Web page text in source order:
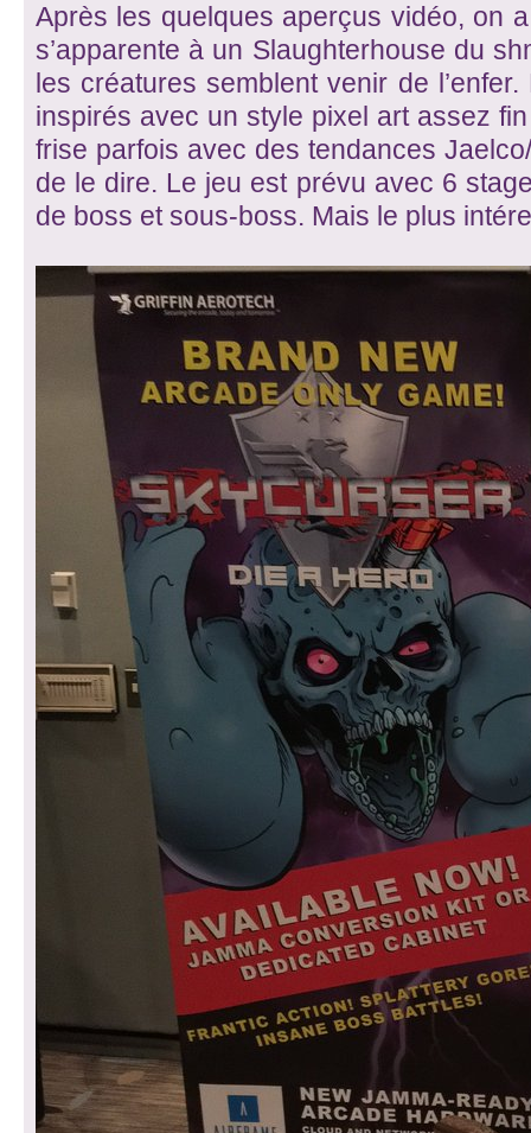
Après les quelques aperçus vidéo, on
s’apparente à un Slaughterhouse du
les créatures semblent venir de
inspirés avec un style pixel art assez
frise parfois avec des tendances
de le dire. Le jeu est prévu avec 6
de boss et sous-boss. Mais le plus